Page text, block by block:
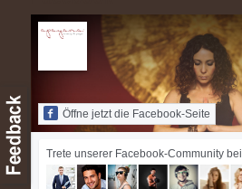
Öffne jetzt die Facebook-Seite
Trete unserer Facebook-Community bei